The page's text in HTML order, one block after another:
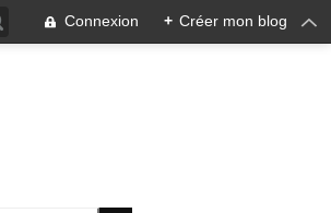
Connexion + Créer mon blog